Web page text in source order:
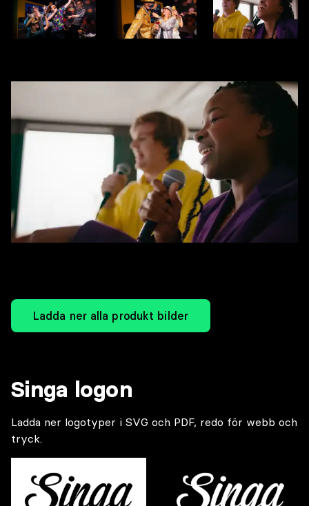
Ladda ner alla produkt bilder
Singa logon
Ladda ner logotyper i SVG och PDF, redo för webb och
tryck.